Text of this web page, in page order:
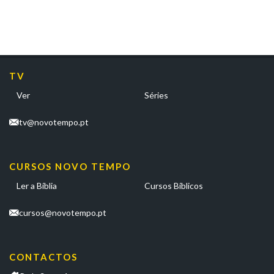
TV
Ver Séries
tv@novotempo.pt
CURSOS NOVO TEMPO
Ler a Bíblia Cursos Bíblicos
cursos@novotempo.pt
CONTACTOS